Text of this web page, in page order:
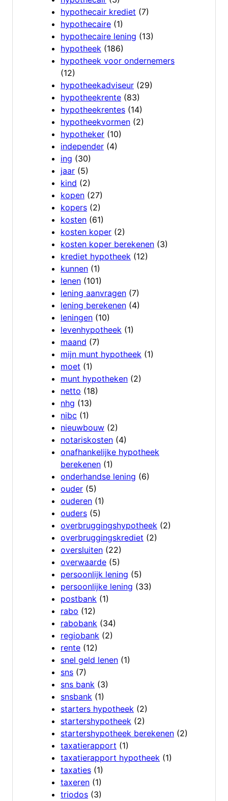
hypothecair krediet (7)
hypothecaire (1)
hypothecaire lening (13)
hypotheek (186)
hypotheek voor ondernemers
(12)
hypotheekadviseur (29)
hypotheekrente (83)
hypotheekrentes (14)
hypotheekvormen (2)
hypotheker (10)
independer (4)
ing (30)
jaar (5)
kind (2)
kopen (27)
kopers (2)
kosten (61)
kosten koper (2)
kosten koper berekenen (3)
krediet hypotheek (12)
kunnen (1)
lenen (101)
lening aanvragen (7)
lening berekenen (4)
leningen (10)
levenhypotheek (1)
maand (7)
mijn munt hypotheek (1)
moet (1)
munt hypotheken (2)
netto (18)
nhg (13)
nibc (1)
nieuwbouw (2)
notariskosten (4)
onafhankelijke hypotheek
berekenen (1)
onderhandse lening (6)
ouder (5)
ouderen (1)
ouders (5)
overbruggingshypotheek (2)
overbruggingskrediet (2)
oversluiten (22)
overwaarde (5)
persoonlijk lening (5)
persoonlijke lening (33)
postbank (1)
rabo (12)
rabobank (34)
regiobank (2)
rente (12)
snel geld lenen (1)
sns (7)
sns bank (3)
snsbank (1)
starters hypotheek (2)
startershypotheek (2)
startershypotheek berekenen (2)
taxatierapport (1)
taxatierapport hypotheek (1)
taxaties (1)
taxeren (1)
triodos (3)